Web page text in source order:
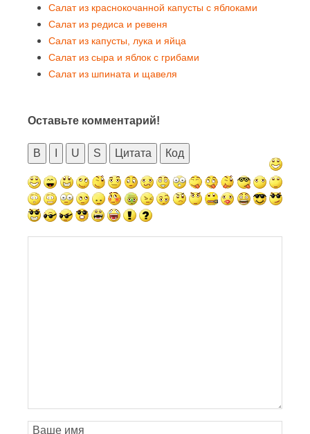
Салат из краснокочанной капусты с яблоками
Салат из редиса и ревеня
Салат из капусты, лука и яйца
Салат из сыра и яблок с грибами
Салат из шпината и щавеля
Оставьте комментарий!
B U S Цитата Код